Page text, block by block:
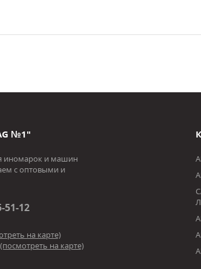
№1"
иномарок и машин
с оптовыми и
51-12
на карте)
(посмотреть на карте)